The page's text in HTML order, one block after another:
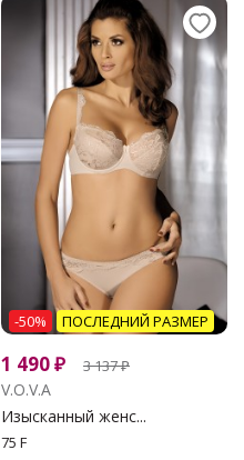
-50% ПОСЛЕДНИЙ РАЗМЕР
1 490₽ 3 137₽
V.O.V.A
Изысканный женс...
75 F